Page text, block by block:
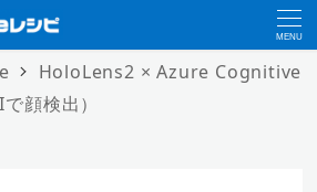
MENU
HoloLens2 × Azure Cognitive
顔検出）